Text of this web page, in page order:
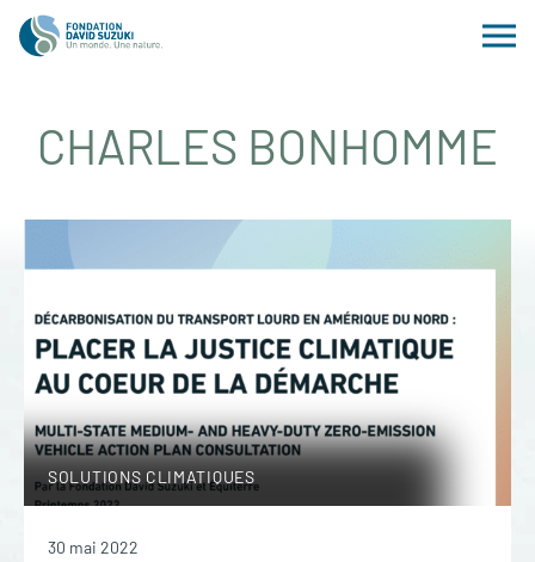
CHARLES BONHOMME
SOLUTIONS CLIMATIQUES
30 mai 2022